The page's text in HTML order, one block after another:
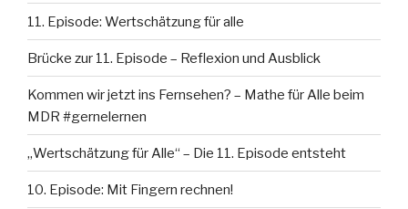
11. Episode: Wertschätzung für alle
Brücke zur 11. Episode – Reflexion und Ausblick
Kommen wir jetzt ins Fernsehen? – Mathe für Alle beim
MDR #gernelernen
„Wertschätzung für Alle“ – Die 11. Episode entsteht
10. Episode: Mit Fingern rechnen!